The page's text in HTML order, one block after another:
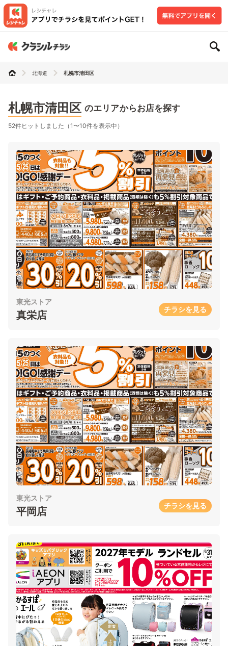
北海道 札幌市清田区
札幌市清田区 のエリアからお店を探す
52件ヒットしました（1〜10件を表示中）
東光ストア
真栄店 チラシを見る
東光ストア
平岡店 チラシを見る